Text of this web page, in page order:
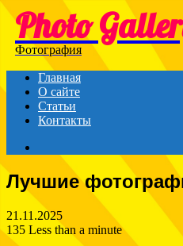
Menu
Photo
Фотография
Главная
О сайте
Статьи
Контакты
Лучшие
21.11.2025
135 Less than a minute